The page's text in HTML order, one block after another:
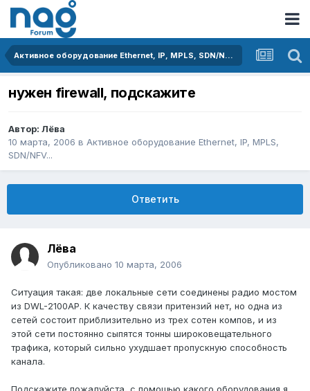
Активное оборудование Ethernet, IP, MPLS, SDN/NFV...
нужен firewall, подскажите
Автор: Лёва
10 марта, 2006 в Активное оборудование Ethernet, IP, MPLS,
SDN/NFV...
Ответить
Лёва
Опубликовано 10 марта, 2006
Ситуация такая: две локальные сети соединены радио мостом
из DWL-2100AP. К качеству связи притензий нет, но одна из
сетей состоит приблизительно из трех сотен компов, и из
этой сети постоянно сыпятся тонны широковещательного
трафика, который сильно ухудшает пропускную способность
канала.